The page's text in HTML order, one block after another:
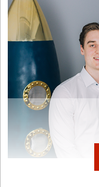
Helmit-Gründer Leonardo